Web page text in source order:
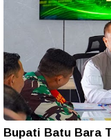
Bupati Batu Bara